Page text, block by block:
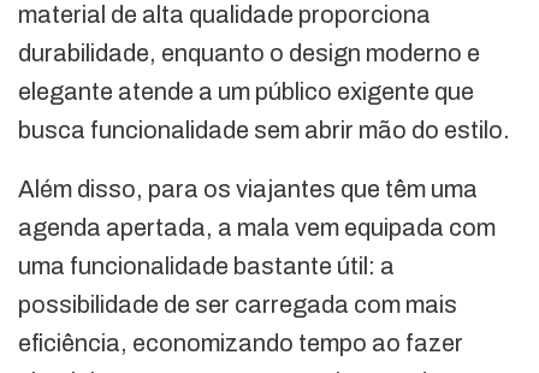
material de alta qualidade proporciona
durabilidade, enquanto o design moderno e
elegante atende a um público exigente que
busca funcionalidade sem abrir mão do estilo.
Além disso, para os viajantes que têm uma
agenda apertada, a mala vem equipada com
uma funcionalidade bastante útil: a
possibilidade de ser carregada com mais
eficiência, economizando tempo ao fazer